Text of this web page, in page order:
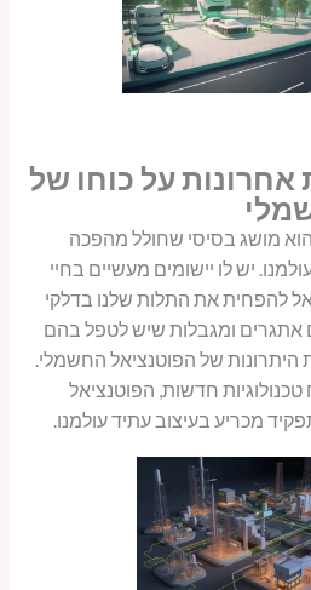
אחרונות על כוחו של
מושג בסיסי שחולל מהפכה
יש לו יישומים מעשיים בחיי
להפחית את התלות שלנו בדלקי
אתגרים ומגבלות שיש לטפל בהם
של הפוטנציאל החשמלי.
חדשות, הפוטנציאל
מכריע בעיצוב עתיד עולמנו.